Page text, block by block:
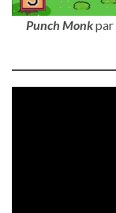
Punch Monkpar